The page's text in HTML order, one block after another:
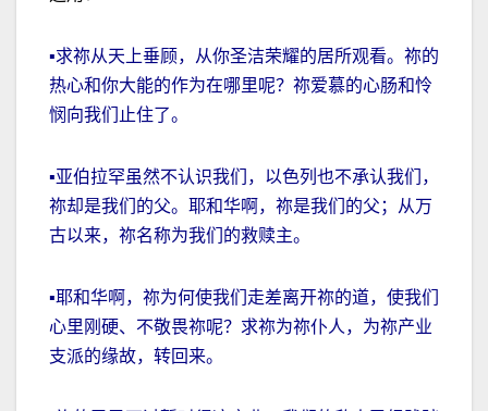
▪求祢从天上垂顾，从你圣洁荣耀的居所观看。祢的
热心和你大能的作为在哪里呢？祢爱慕的心肠和怜
悯向我们止住了。
▪亚伯拉罕虽然不认识我们，以色列也不承认我们，
祢却是我们的父。耶和华啊，祢是我们的父；从万
古以来，祢名称为我们的救赎主。
▪耶和华啊，祢为何使我们走差离开祢的道，使我们
心里刚硬、不敬畏祢呢？求祢为祢仆人，为祢产业
支派的缘故，转回来。